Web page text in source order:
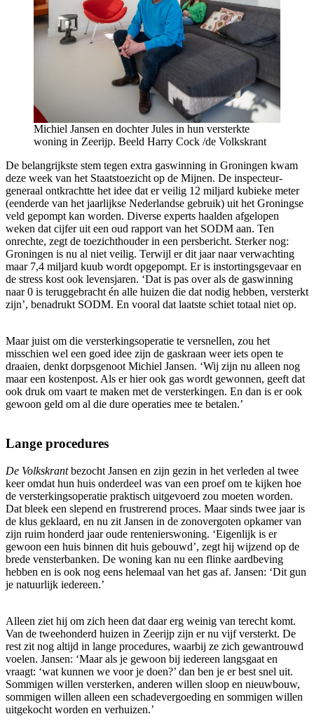
Michiel Jansen en dochter Jules in hun versterkte
woning in Zeerijp. Beeld Harry Cock /de Volkskrant
De belangrijkste stem tegen extra gaswinning in Groningen kwam
deze week van het Staatstoezicht op de Mijnen. De inspecteur-
generaal ontkrachtte het idee dat er veilig 12 miljard kubieke meter
(eenderde van het jaarlijkse Nederlandse gebruik) uit het Groningse
veld gepompt kan worden. Diverse experts haalden afgelopen
weken dat cijfer uit een oud rapport van het SODM aan. Ten
onrechte, zegt de toezichthouder in een persbericht. Sterker nog:
Groningen is nu al niet veilig. Terwijl er dit jaar naar verwachting
maar 7,4 miljard kuub wordt opgepompt. Er is instortingsgevaar en
de stress kost ook levensjaren. ‘Dat is pas over als de gaswinning
naar 0 is teruggebracht én alle huizen die dat nodig hebben, versterkt
zijn’, benadrukt SODM. En vooral dat laatste schiet totaal niet op.
Maar juist om die versterkingsoperatie te versnellen, zou het
misschien wel een goed idee zijn de gaskraan weer iets open te
draaien, denkt dorpsgenoot Michiel Jansen. ‘Wij zijn nu alleen nog
maar een kostenpost. Als er hier ook gas wordt gewonnen, geeft dat
ook druk om vaart te maken met de versterkingen. En dan is er ook
gewoon geld om al die dure operaties mee te betalen.’
Lange procedures
De Volkskrantbezocht Jansen en zijn gezin in het verleden al twee
keer omdat hun huis onderdeel was van een proef om te kijken hoe
de versterkingsoperatie praktisch uitgevoerd zou moeten worden.
Dat bleek een slepend en frustrerend proces. Maar sinds twee jaar is
de klus geklaard, en nu zit Jansen in de zonovergoten opkamer van
zijn ruim honderd jaar oude rentenierswoning. ‘Eigenlijk is er
gewoon een huis binnen dit huis gebouwd’, zegt hij wijzend op de
brede vensterbanken. De woning kan nu een flinke aardbeving
hebben en is ook nog eens helemaal van het gas af. Jansen: ‘Dit gun
je natuurlijk iedereen.’
Alleen ziet hij om zich heen dat daar erg weinig van terecht komt.
Van de tweehonderd huizen in Zeerijp zijn er nu vijf versterkt. De
rest zit nog altijd in lange procedures, waarbij ze zich gewantrouwd
voelen. Jansen: ‘Maar als je gewoon bij iedereen langsgaat en
vraagt: ‘wat kunnen we voor je doen?’ dan ben je er best snel uit.
Sommigen willen versterken, anderen willen sloop en nieuwbouw,
sommigen willen alleen een schadevergoeding en sommigen willen
uitgekocht worden en verhuizen.’